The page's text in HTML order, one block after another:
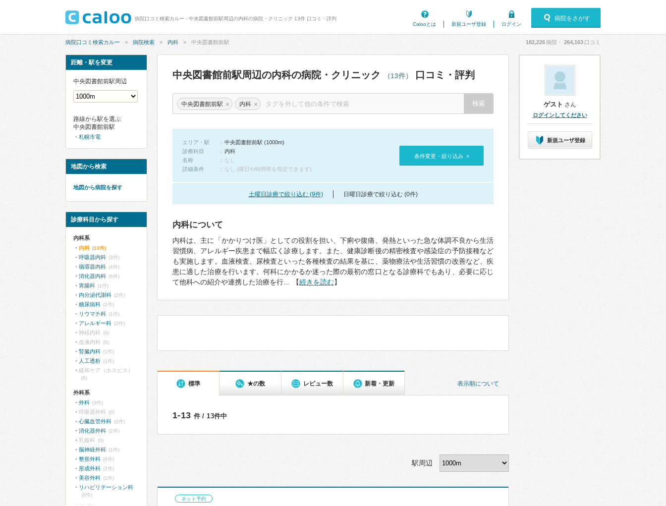
病院口コミ検索カルー - 中央図書館前駅周辺の内科の病院・クリニック 13件 口コミ・評判
Calooとは
新規ユーザ登録 ログイン
病院をさがす
病院口コミ検索カルー 病院検索 内科 中央図書館前駅 182,226病院・ 264,163 口コミ
中央図書館前駅周辺の内科の病院・クリニック （13件） 口コミ・評判
中央図書館前駅 × 内科 ×
エリア・駅
中央図書館前駅 (1000m)
診療科目
内科
名称
なし
詳細条件
なし (曜日や時間帯を指定できます)
条件変更・絞り込み »
土曜日診療で絞り込む (9件) 日曜日診療で絞り込む (0件)
内科について
内科は、主に「かかりつけ医」としての役割を担い、下痢や腹痛、発熱といった急な体調不良から生活
習慣病、アレルギー疾患まで幅広く診療します。また、健康診断後の精密検査や感染症の予防接種など
も実施します。血液検査、尿検査といった各種検査の結果を基に、薬物療法や生活習慣の改善など、疾
患に適した治療を行います。何科にかかるか迷った際の最初の窓口となる診療科でもあり、必要に応じ
て他科への紹介や連携した治療を行… 【続きを読む】
表示順について
標準 ★の数 レビュー数 新着・更新
1-13 件 / 13件中
駅周辺
ネット予約
距離・駅を変更
中央図書館前駅周辺
路線から駅を選ぶ
中央図書館前駅
札幌市電
地図から検索
地図から病院を探す
診療科目から探す
内科系
内科 (13件)
呼吸器内科 (3件)
循環器内科 (4件)
消化器内科 (6件)
胃腸科 (1件)
内分泌代謝科 (2件)
糖尿病科 (2件)
リウマチ科 (1件)
アレルギー科 (2件)
神経内科 (0)
血液内科 (0)
腎臓内科 (1件)
人工透析 (1件)
緩和ケア（ホスピス）
(0)
外科系
外科 (3件)
呼吸器外科 (0)
心臓血管外科 (2件)
消化器外科 (2件)
乳腺科 (0)
脳神経外科 (1件)
整形外科 (6件)
形成外科 (2件)
美容外科 (1件)
リハビリテーション科
(6件)
ゲスト さん
ログインしてください
新規ユーザ登録